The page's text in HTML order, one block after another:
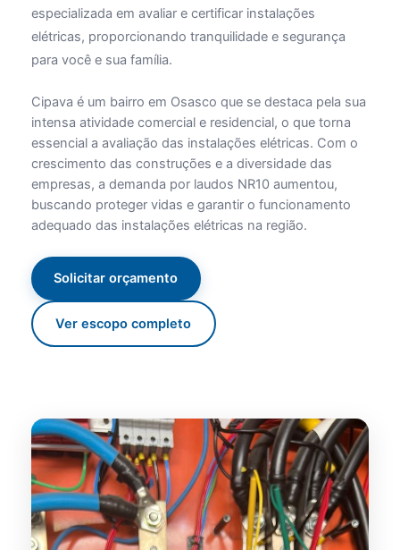
especializada em avaliar e certificar instalações
elétricas, proporcionando tranquilidade e segurança
para você e sua família.
Cipava é um bairro em Osasco que se destaca pela sua
intensa atividade comercial e residencial, o que torna
essencial a avaliação das instalações elétricas. Com o
crescimento das construções e a diversidade das
empresas, a demanda por laudos NR10 aumentou,
buscando proteger vidas e garantir o funcionamento
adequado das instalações elétricas na região.
Solicitar orçamento
Ver escopo completo